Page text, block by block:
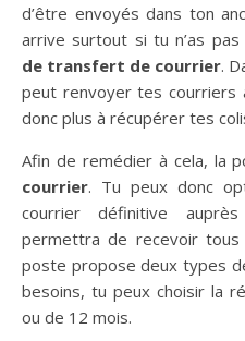
d’être envoyés dans ton
arrive surtout si tu n’as
de transfert de courrier.
peut renvoyer tes courriers
donc plus à récupérer tes
Afin de remédier à cela, la
courrier. Tu peux donc
courrier définitive
permettra de recevoir tous
poste propose deux types
besoins, tu peux choisir la
ou de 12 mois.